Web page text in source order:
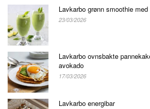
Lavkarbo grønn smoothie
23/03/2026
Lavkarbo ovnsbakte
avokado
17/03/2026
Lavkarbo energibar